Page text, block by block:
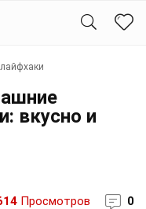
вкусно и
Просмотров 0